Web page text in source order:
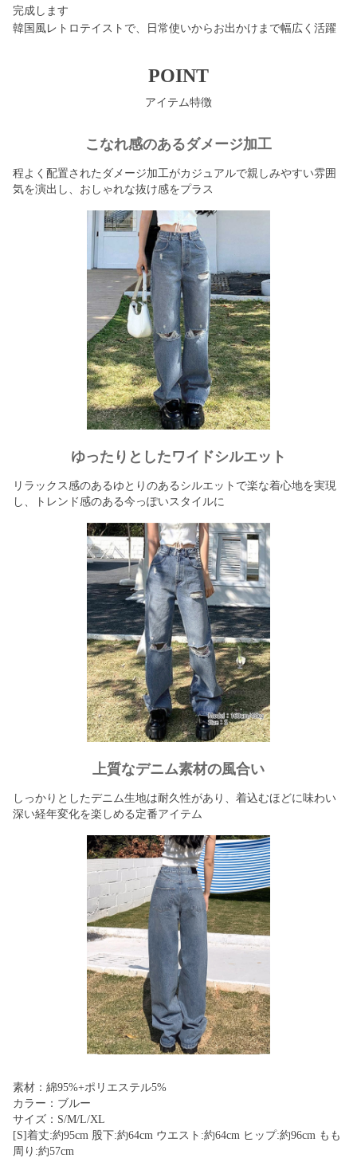
完成します
韓国風レトロテイストで、日常使いからお出かけまで幅広く活躍
POINT
アイテム特徴
こなれ感のあるダメージ加工
程よく配置されたダメージ加工がカジュアルで親しみやすい雰囲
気を演出し、おしゃれな抜け感をプラス
ゆったりとしたワイドシルエット
リラックス感のあるゆとりのあるシルエットで楽な着心地を実現
し、トレンド感のある今っぽいスタイルに
上質なデニム素材の風合い
しっかりとしたデニム生地は耐久性があり、着込むほどに味わい
深い経年変化を楽しめる定番アイテム
素材：綿95%+ポリエステル5%
カラー：ブルー
サイズ：S/M/L/XL
[S]着丈:約95cm 股下:約64cm ウエスト:約64cm ヒップ:約96cm もも
周り:約57cm